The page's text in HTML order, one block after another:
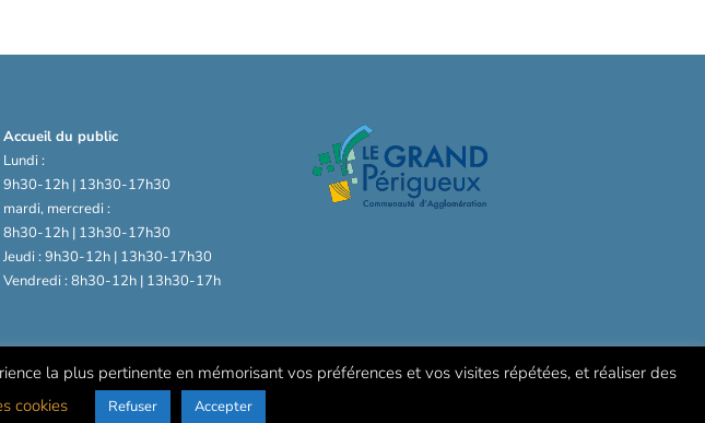
Accueil du public
Lundi :
9h30-12h | 13h30-17h30
mardi, mercredi :
8h30-12h | 13h30-17h30
Jeudi : 9h30-12h | 13h30-17h30
Vendredi : 8h30-12h | 13h30-17h
la plus pertinente en mémorisant vos préférences et vos visites répétées, et réaliser des
cookies Refuser Accepter